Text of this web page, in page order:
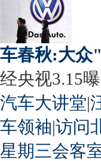
车春秋:大众
经央视3.15
汽车大讲堂|
车领袖|访问
星期三会客